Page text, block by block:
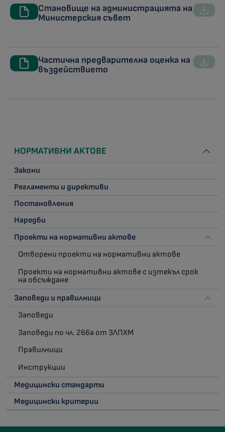
Становище на администрацията на
Министерския съвет
Частична предварителна оценка на
въздействието
НОРМАТИВНИ АКТОВЕ
Закони
Регламенти и директиви
Постановления
Наредби
Проекти на нормативни актове
Отворени проекти на нормативни актове
Проекти на нормативни актове с изтекъл срок
на обсъждане
Заповеди и правилници
Заповеди
Заповеди по чл. 266а от ЗЛПХМ
Правилници
Инструкции
Медицински стандарти
Медицински критерии